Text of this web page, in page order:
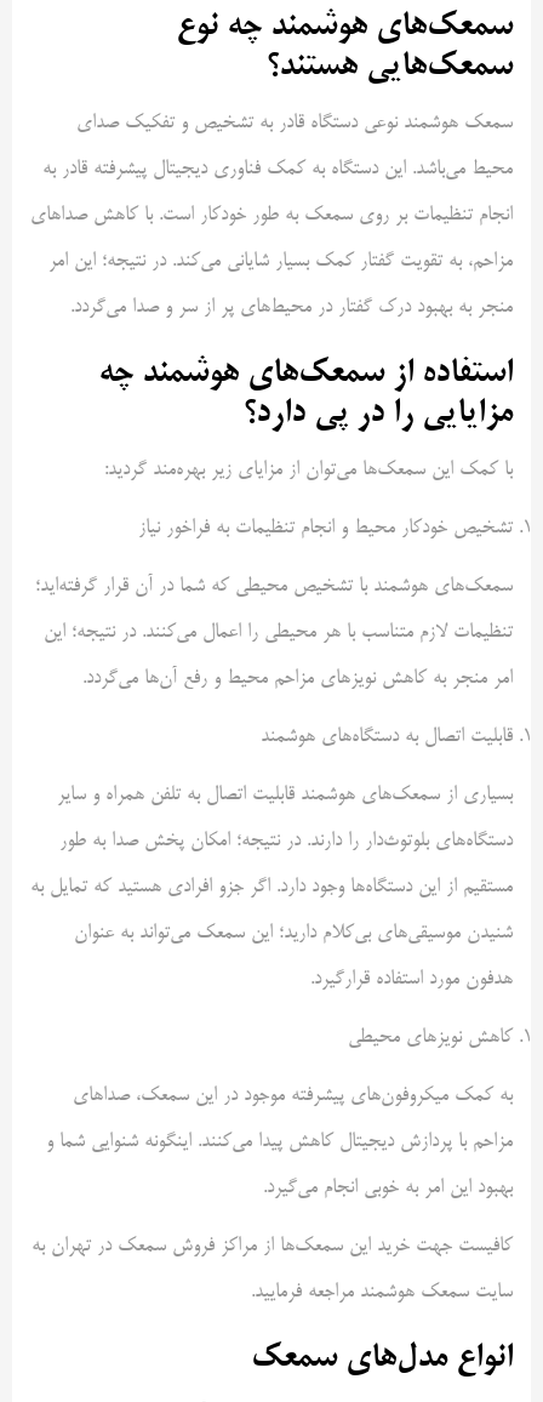
سمعک‌های هوشمند چه نوع
سمعک‌هایی هستند؟
سمعک هوشمند نوعی دستگاه قادر به تشخیص و تفکیک صدای
محیط می‌باشد. این دستگاه به کمک فناوری دیجیتال پیشرفته قادر به
انجام تنظیمات بر روی سمعک به طور خودکار است. با کاهش صداهای
مزاحم، به تقویت گفتار کمک بسیار شایانی می‌کند. در نتیجه؛ این امر
منجر به بهبود درک گفتار در محیط‌های پر از سر و صدا می‌گردد.
استفاده از سمعک‌های هوشمند چه
مزایایی را در پی دارد؟
با کمک این سمعک‌ها می‌توان از مزایای زیر بهره‌مند گردید:
تشخیص خودکار محیط و انجام تنظیمات به فراخور نیاز
سمعک‌های هوشمند با تشخیص محیطی که شما در آن قرار گرفته‌اید؛
تنظیمات لازم متناسب با هر محیطی را اعمال می‌کنند. در نتیجه؛ این
امر منجر به کاهش نویزهای مزاحم محیط و رفع آن‌ها می‌گردد.
قابلیت اتصال به دستگاه‌های هوشمند
بسیاری از سمعک‌های هوشمند قابلیت اتصال به تلفن همراه و سایر
دستگاه‌های بلوتوث‌دار را دارند. در نتیجه؛ امکان پخش صدا به طور
مستقیم از این دستگاه‌ها وجود دارد. اگر جزو افرادی هستید که تمایل به
شنیدن موسیقی‌های بی‌کلام دارید؛ این سمعک می‌تواند به عنوان
هدفون مورد استفاده قرارگیرد.
کاهش نویزهای محیطی
به کمک میکروفون‌های پیشرفته موجود در این سمعک، صداهای
مزاحم با پردازش دیجیتال کاهش پیدا می‌کنند. اینگونه شنوایی شما و
بهبود این امر به خوبی انجام می‌گیرد.
کافیست جهت خرید این سمعک‌ها از مراکز فروش سمعک در تهران به
سایت سمعک هوشمند مراجعه فرمایید.
انواع مدل‌های سمعک